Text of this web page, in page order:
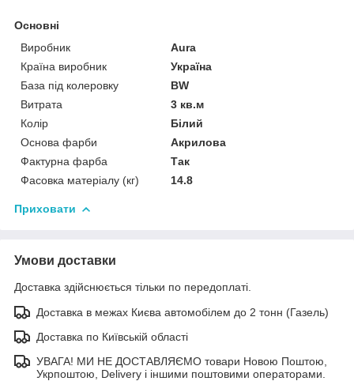
Основні
Виробник
Aura
Країна виробник
Україна
База під колеровку
BW
Витрата
3 кв.м
Колір
Білий
Основа фарби
Акрилова
Фактурна фарба
Так
Фасовка матеріалу (кг)
14.8
Приховати
Умови доставки
Доставка здійснюється тільки по передоплаті.
Доставка в межах Києва автомобілем до 2 тонн (Газель)
Доставка по Київській області
УВАГА! МИ НЕ ДОСТАВЛЯЄМО товари Новою Поштою,
Укрпоштою, Delivery і іншими поштовими операторами.